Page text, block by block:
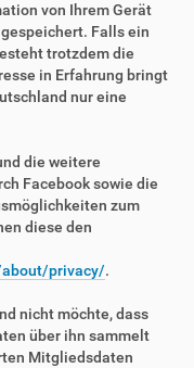
von Ihrem Gerät
Falls ein
trotzdem die
in Erfahrung bringt
nur eine
die weitere
Facebook sowie die
zum
diese den
privacy/.
nicht möchte, dass
über ihn sammelt
Mitgliedsdaten